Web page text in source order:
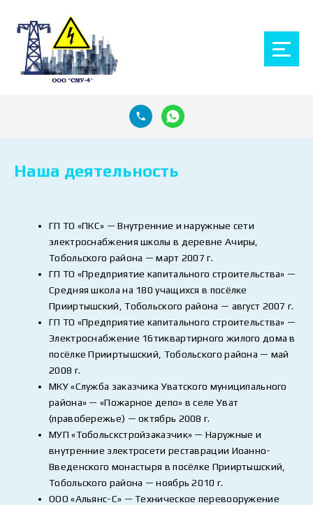
Наша деятельность
ГП ТО «ПКС» — Внутренние и наружные сети
электроснабжения школы в деревне Ачиры,
Тобольского района — март 2007 г.
ГП ТО «Предприятие капитального строительства» —
Средняя школа на 180 учащихся в посёлке
Прииртышский, Тобольского района — август 2007 г.
ГП ТО «Предприятие капитального строительства» —
Электроснабжение 16тиквартирного жилого дома в
посёлке Прииртышский, Тобольского района — май
2008 г.
МКУ «Служба заказчика Уватского муниципального
района» — «Пожарное депо» в селе Уват
(правобережье) — октябрь 2008 г.
МУП «Тобольскстройзаказчик» — Наружные и
внутренние электросети реставрации Иоанно-
Введенского монастыря в посёлке Прииртышский,
Тобольского района — ноябрь 2010 г.
ООО «Альянс-С» — Техническое перевооружение